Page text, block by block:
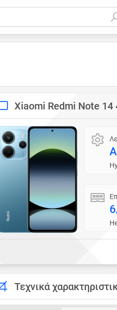
Xiaomi Redmi Note 14
Τεχνικά